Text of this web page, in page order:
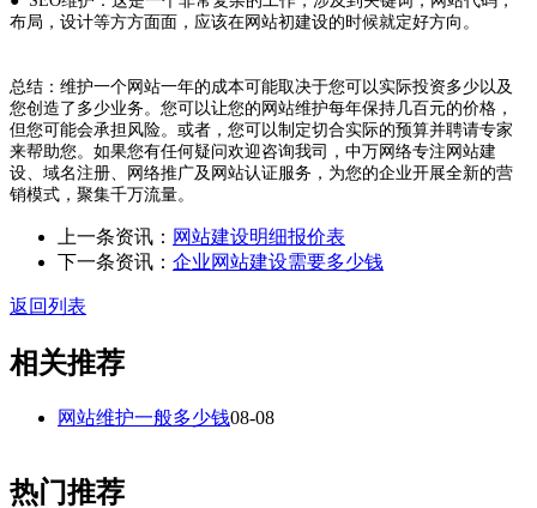
布局，设计等方方面面，应该在网站初建设的时候就定好方向。
总结：维护一个网站一年的成本可能取决于您可以实际投资多少以及
您创造了多少业务。您可以让您的网站维护每年保持几百元的价格，
但您可能会承担风险。或者，您可以制定切合实际的预算并聘请专家
来帮助您。如果您有任何疑问欢迎咨询我司，中万网络专注网站建
设、域名注册、网络推广及网站认证服务，为您的企业开展全新的营
销模式，聚集千万流量。
上一条资讯： 网站建设明细报价表
下一条资讯： 企业网站建设需要多少钱
返回列表
相关推荐
网站维护一般多少钱08-08
热门推荐